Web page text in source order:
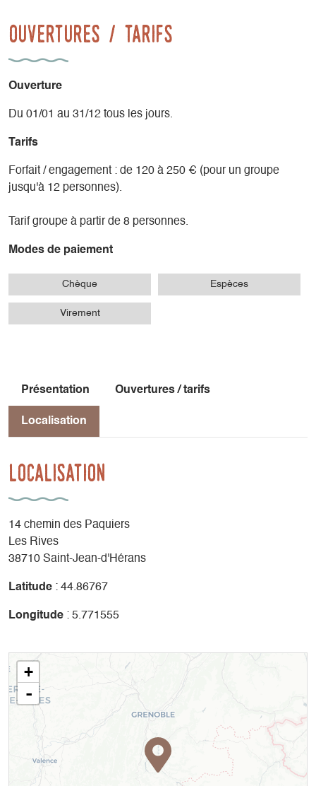
Ouvertures / tarifs
Ouverture
Du 01/01 au 31/12 tous les jours.
Tarifs
Forfait / engagement : de 120 à 250 € (pour un groupe
jusqu'à 12 personnes).
Tarif groupe à partir de 8 personnes.
Modes de paiement
Chèque Espèces
Virement
Présentation Ouvertures / tarifs
Localisation
Localisation
14 chemin des Paquiers
Les Rives
38710 Saint-Jean-d'Hérans
Latitude : 44.86767
Longitude : 5.771555
+
-